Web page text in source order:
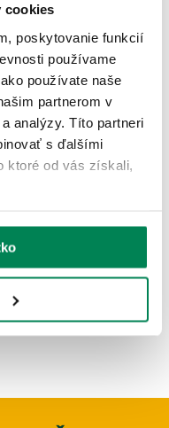
cookies
poskytovanie funkcií
používame
používate naše
partnerom v
analýzy. Títo partneri
s ďalšími
ktoré od vás získali,